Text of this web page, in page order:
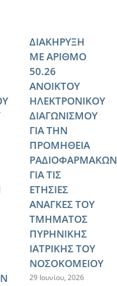
ΔΙΑΚΗΡΥΞΗ
ΜΕ ΑΡΙΘΜΟ
50.26
ΑΝΟΙΚΤΟΥ
ΗΛΕΚΤΡΟΝΙΚΟΥ
ΔΙΑΓΩΝΙΣΜΟΥ
ΓΙΑ ΤΗΝ
ΠΡΟΜΗΘΕΙΑ
ΡΑΔΙΟΦΑΡΜΑΚΩΝ
ΓΙΑ ΤΙΣ
ΕΤΗΣΙΕΣ
ΑΝΑΓΚΕΣ ΤΟΥ
ΤΜΗΜΑΤΟΣ
ΠΥΡΗΝΙΚΗΣ
ΙΑΤΡΙΚΗΣ ΤΟΥ
ΝΟΣΟΚΟΜΕΙΟΥ
29 Ιουνίου, 2026